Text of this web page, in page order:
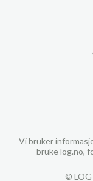
©
Vi bruker
bruke log.no,